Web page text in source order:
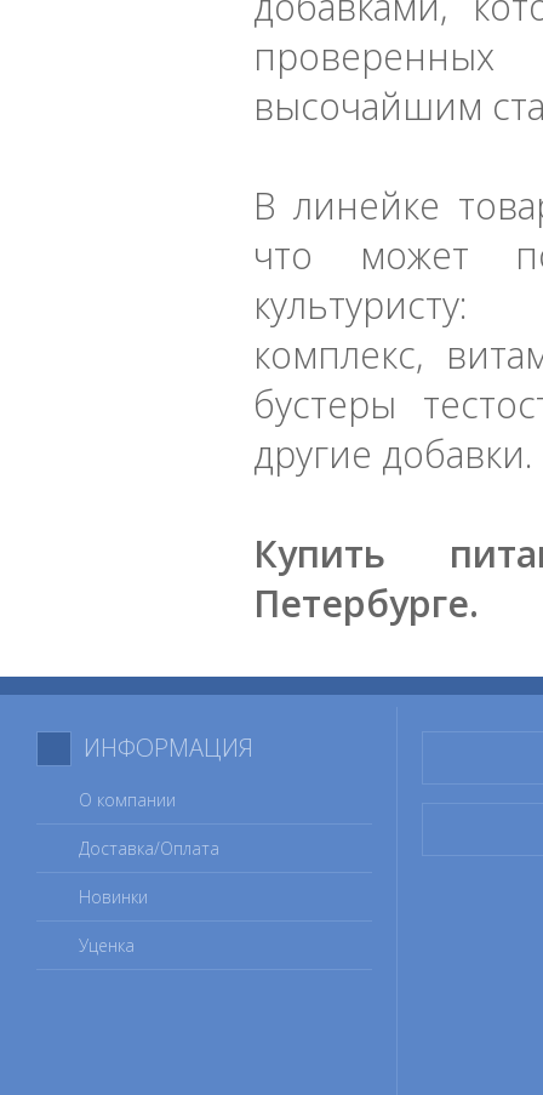
высочайшим
В линейке
что может
комплекс,
бустеры
другие добавки.
Купить
Петербурге.
ИНФОРМАЦИЯ
О компании
Доставка/Оплата
Новинки
Уценка